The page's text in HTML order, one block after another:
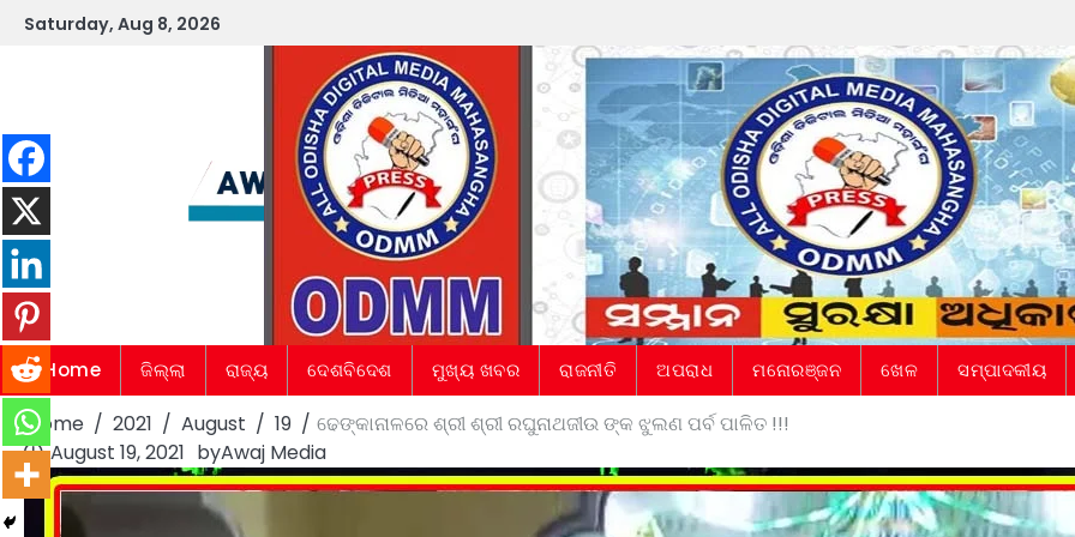
SkipSaturday, Aug 8, 2026
Home ଜିଲ୍ଲା ରାଜ୍ୟ ଦେଶବିଦେଶ ମୁଖ୍ୟ ଖବର ରାଜନୀତି ଅପରାଧ ମନୋରଞ୍ଜନ ଖେଳ ସମ୍ପାଦକୀୟ
Home 2021 August 19
ଢେଙ୍କାନାଳରେ ଶ୍ରୀ ଶ୍ରୀ ରଘୁନାଥଜୀଉ ଙ୍କ ଝୁଲଣ ପର୍ବ ପାଳିତ !!!
August 19, 2021 byAwaj Media